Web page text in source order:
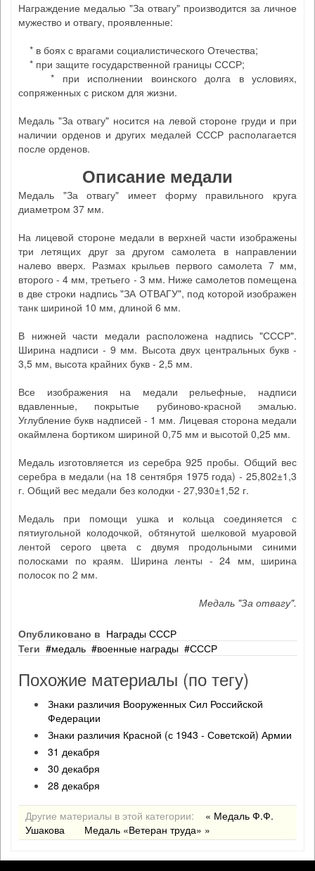
Награждение медалью "За отвагу" производится за личное
мужество и отвагу, проявленные:
* в боях с врагами социалистического Отечества;
* при защите государственной границы СССР;
* при исполнении воинского долга в условиях,
сопряженных с риском для жизни.
Медаль "За отвагу" носится на левой стороне груди и при
наличии орденов и других медалей СССР располагается
после орденов.
Описание медали
Медаль "За отвагу" имеет форму правильного круга
диаметром 37 мм.
На лицевой стороне медали в верхней части изображены
три летящих друг за другом самолета в направлении
налево вверх. Размах крыльев первого самолета 7 мм,
второго - 4 мм, третьего - 3 мм. Ниже самолетов помещена
в две строки надпись "ЗА ОТВАГУ", под которой изображен
танк шириной 10 мм, длиной 6 мм.
В нижней части медали расположена надпись "СССР".
Ширина надписи - 9 мм. Высота двух центральных букв -
3,5 мм, высота крайних букв - 2,5 мм.
Все изображения на медали рельефные, надписи
вдавленные, покрытые рубиново-красной эмалью.
Углубление букв надписей - 1 мм. Лицевая сторона медали
окаймлена бортиком шириной 0,75 мм и высотой 0,25 мм.
Медаль изготовляется из серебра 925 пробы. Общий вес
серебра в медали (на 18 сентября 1975 года) - 25,802±1,3
г. Общий вес медали без колодки - 27,930±1,52 г.
Медаль при помощи ушка и кольца соединяется с
пятиугольной колодочкой, обтянутой шелковой муаровой
лентой серого цвета с двумя продольными синими
полосками по краям. Ширина ленты - 24 мм, ширина
полосок по 2 мм.
Медаль "За отвагу".
Опубликовано в Награды СССР
Теги
медаль военные награды СССР
Похожие материалы (по тегу)
Знаки различия Вооруженных Сил Российской
Федерации
Знаки различия Красной (с 1943 - Советской) Армии
31 декабря
30 декабря
28 декабря
Другие материалы в этой категории:
« Медаль Ф.Ф.
Ушакова
Медаль «Ветеран труда» »